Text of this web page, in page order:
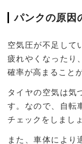
パンクの原因
空気圧が不足して
疲れやくなったり
確率が高まること
タイヤの空気は気
す。なので、自転
チェックをしまし
また、車体により